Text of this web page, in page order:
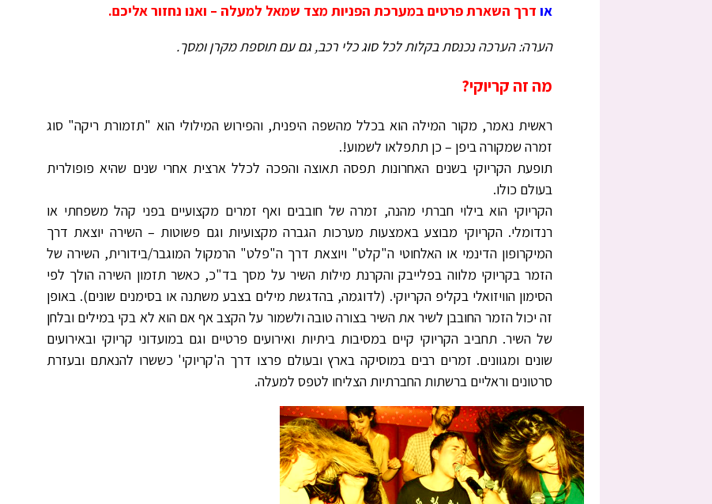
או דרך השארת פרטים במערכת הפניות מצד שמאל למעלה – ואנו נחזור אליכם.
הערה: הערכה נכנסת בקלות לכל סוג כלי רכב, גם עם תוספת מקרן ומסך.
מה זה קריוקי?
ראשית נאמר, מקור המילה הוא בכלל מהשפה היפנית, והפירוש המילולי הוא "תזמורת ריקה" סוג
זמרה שמקורה ביפן – כן תתפלאו לשמוע!.
תופעת הקריוקי בשנים האחרונות תפסה תאוצה והפכה לכלל ארצית אחרי שנים שהיא פופולרית
בעולם כולו.
הקריוקי הוא בילוי חברתי מהנה, זמרה של חובבים ואף זמרים מקצועיים בפני קהל משפחתי או
רנדומלי. הקריוקי מבוצע באמצעות מערכות הגברה מקצועיות וגם פשוטות – השירה יוצאת דרך
המיקרופון הדינמי או האלחוטי ה"קלט" ויוצאת דרך ה"פלט" הרמקול המוגבר/בידורית, השירה של
הזמר בקריוקי מלווה בפלייבק והקרנת מילות השיר על מסך בד"כ, כאשר תזמון השירה הולך לפי
הסימון הוויזואלי בקליפ הקריוקי. (לדוגמה, בהדגשת מילים בצבע משתנה או בסימנים שונים). באופן
זה יכול הזמר החובבן לשיר את השיר בצורה טובה ולשמור על הקצב אף אם הוא לא בקי במילים ובלחן
של השיר. תחביב הקריוקי קיים במסיבות ביתיות ואירועים פרטיים וגם במועדוני קריוקי ובאירועים
שונים ומגוונים. זמרים רבים במוסיקה בארץ ובעולם פרצו דרך ה'קריוקי' כששרו להנאתם ובעזרת
סרטונים וראליים ברשתות החברתיות הצליחו לטפס למעלה.